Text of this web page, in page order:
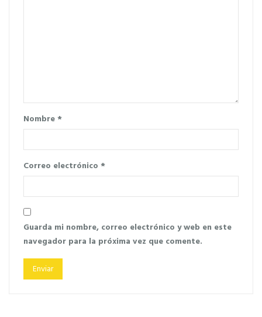
Nombre*
Correo electrónico *
Guarda mi nombre, correo electrónico y web en este
navegador para la próxima vez que comente.